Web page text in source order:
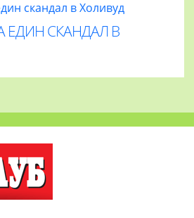
ЕДИН СКАНДАЛ В